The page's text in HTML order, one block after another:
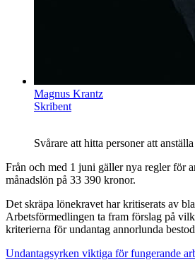
Magnus Krantz
Skribent
Svårare att hitta personer att
Från och med 1 juni gäller nya regler för
månadslön på 33 390 kronor.
Det skräpa lönekravet har kritiserats av
Arbetsförmedlingen ta fram förslag på
kriterierna för undantag annorlunda
Undantagsyrken viktiga för fungerande